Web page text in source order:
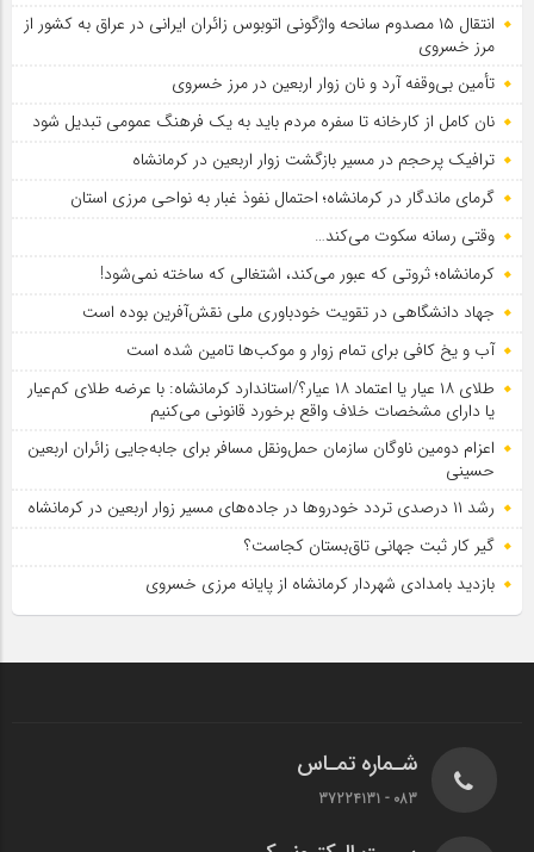
انتقال ۱۵ مصدوم سانحه واژگونی اتوبوس زائران ایرانی در عراق به کشور از
مرز خسروی
تأمین بی‌وقفه آرد و نان زوار اربعین در مرز خسروی
نان کامل از کارخانه تا سفره مردم باید به یک فرهنگ عمومی تبدیل شود
ترافیک پرحجم در مسیر بازگشت زوار اربعین در کرمانشاه
گرمای ماندگار در کرمانشاه؛ احتمال نفوذ غبار به نواحی مرزی استان
وقتی رسانه سکوت می‌کند…
کرمانشاه؛ ثروتی که عبور می‌کند، اشتغالی که ساخته نمی‌شود!
جهاد دانشگاهی در تقویت خودباوری ملی نقش‌آفرین بوده است
آب و یخ کافی برای تمام زوار و موکب‌ها تامین شده است
طلای ۱۸ عیار یا اعتماد ۱۸ عیار؟/استاندارد کرمانشاه: با عرضه طلای کم‌عیار
یا دارای مشخصات خلاف واقع برخورد قانونی می‌کنیم
اعزام دومین ناوگان سازمان حمل‌ونقل مسافر برای جابه‌جایی زائران اربعین
حسینی
رشد ۱۱ درصدی تردد خودروها در جاده‌های مسیر زوار اربعین در کرمانشاه
گیر کار ثبت جهانی تاق‌بستان کجاست؟
بازدید بامدادی شهردار کرمانشاه از پایانه مرزی خسروی
شـماره تمـاس
083 - 37224131